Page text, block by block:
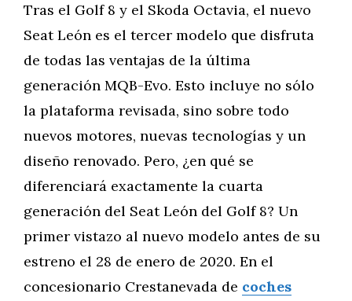
Tras el Golf 8 y el Skoda Octavia, el nuevo
Seat León es el tercer modelo que disfruta
de todas las ventajas de la última
generación MQB-Evo. Esto incluye no sólo
la plataforma revisada, sino sobre todo
nuevos motores, nuevas tecnologías y un
diseño renovado. Pero, ¿en qué se
diferenciará exactamente la cuarta
generación del Seat León del Golf 8? Un
primer vistazo al nuevo modelo antes de su
estreno el 28 de enero de 2020. En el
concesionario Crestanevada de coches